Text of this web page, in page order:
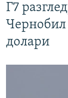
Г7
долари